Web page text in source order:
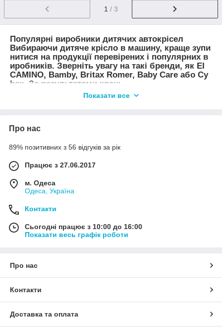
1 / 3
Популярні виробники дитячих автокрісел
Вибираючи дитяче крісло в машину, краще зупи
нитися на продукції перевірених і популярних в
иробників. Зверніть увагу на такі бренди, як EI
CAMINO, Bamby, Britax Romer, Baby Care або Cy
bex. За результатами краш-
тестов це відмінні виробники різних груп крісел.
иця буде тільки в самих моделях. Усі виробник
міло, проходять сертифікацію. Продукцію цих в
ми допоможемо з вибором, порадимо оптимал
ьний варіант і дамо відповідь на усі виниклі пит
ання з приводу дитячих автокрісел і інших своїх
товарів з каталогу
Показати все
Про нас
89% позитивних з 56 відгуків за рік
Працює з 27.06.2017
м. Одеса
Одеса, Україна
Контакти
Сьогодні працює з 10:00 до 16:00
Показати весь графік роботи
Про нас
Контакти
Доставка та оплата